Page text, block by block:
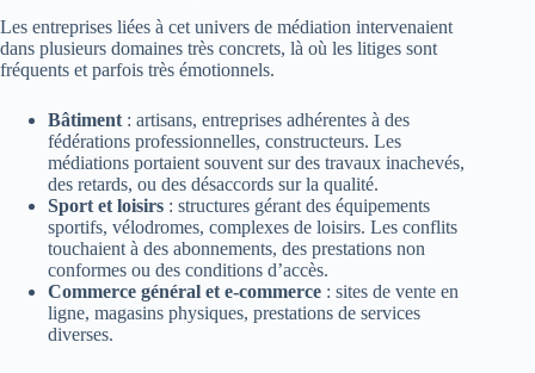
Les entreprises liées à cet univers de médiation intervenaient
dans plusieurs domaines très concrets, là où les litiges sont
fréquents et parfois très émotionnels.
Bâtiment: artisans, entreprises adhérentes à des
fédérations professionnelles, constructeurs. Les
médiations portaient souvent sur des travaux inachevés,
des retards, ou des désaccords sur la qualité.
Sport et loisirs : structures gérant des équipements
sportifs, vélodromes, complexes de loisirs. Les conflits
touchaient à des abonnements, des prestations non
conformes ou des conditions d’accès.
Commerce général et e‑commerce : sites de vente en
ligne, magasins physiques, prestations de services
diverses.